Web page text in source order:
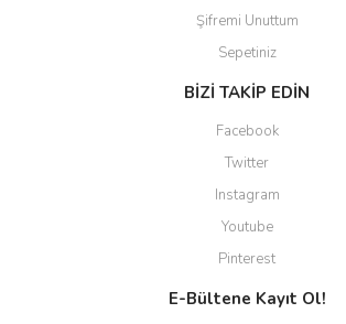
Şifremi Unuttum
Sepetiniz
BİZİ TAKİP EDİN
Facebook
Twitter
Instagram
Youtube
Pinterest
E-Bültene Kayıt Ol!